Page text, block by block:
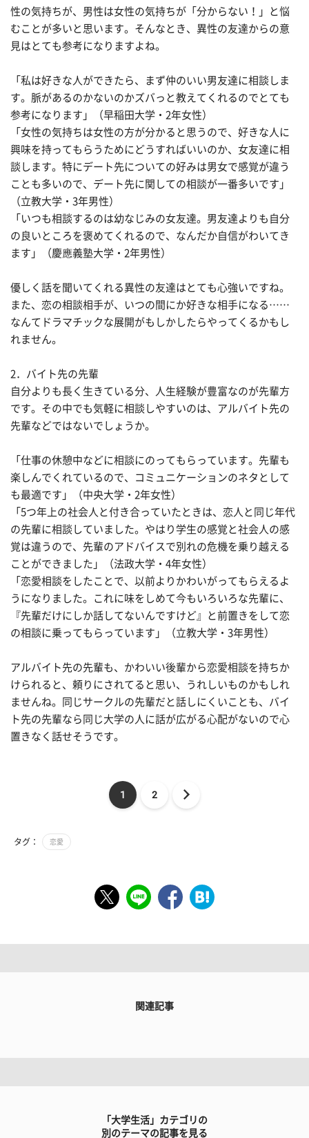
性の気持ちが、男性は女性の気持ちが「分からない！」と悩
むことが多いと思います。そんなとき、異性の友達からの意
見はとても参考になりますよね。
「私は好きな人ができたら、まず仲のいい男友達に相談しま
す。脈があるのかないのかズバっと教えてくれるのでとても
参考になります」（早稲田大学・2年女性）
「女性の気持ちは女性の方が分かると思うので、好きな人に
興味を持ってもらうためにどうすればいいのか、女友達に相
談します。特にデート先についての好みは男女で感覚が違う
ことも多いので、デート先に関しての相談が一番多いです」
（立教大学・3年男性）
「いつも相談するのは幼なじみの女友達。男友達よりも自分
の良いところを褒めてくれるので、なんだか自信がわいてき
ます」（慶應義塾大学・2年男性）
優しく話を聞いてくれる異性の友達はとても心強いですね。
また、恋の相談相手が、いつの間にか好きな相手になる……
なんてドラマチックな展開がもしかしたらやってくるかもし
れません。
2．バイト先の先輩
自分よりも長く生きている分、人生経験が豊富なのが先輩方
です。その中でも気軽に相談しやすいのは、アルバイト先の
先輩などではないでしょうか。
「仕事の休憩中などに相談にのってもらっています。先輩も
楽しんでくれているので、コミュニケーションのネタとして
も最適です」（中央大学・2年女性）
「5つ年上の社会人と付き合っていたときは、恋人と同じ年代
の先輩に相談していました。やはり学生の感覚と社会人の感
覚は違うので、先輩のアドバイスで別れの危機を乗り越える
ことができました」（法政大学・4年女性）
「恋愛相談をしたことで、以前よりかわいがってもらえるよ
うになりました。これに味をしめて今もいろいろな先輩に、
『先輩だけにしか話してないんですけど』と前置きをして恋
の相談に乗ってもらっています」（立教大学・3年男性）
アルバイト先の先輩も、かわいい後輩から恋愛相談を持ちか
けられると、頼りにされてると思い、うれしいものかもしれ
ませんね。同じサークルの先輩だと話しにくいことも、バイ
ト先の先輩なら同じ大学の人に話が広がる心配がないので心
置きなく話せそうです。
1 2
タグ： 恋愛
関連記事
「大学生活」カテゴリの
別のテーマの記事を見る